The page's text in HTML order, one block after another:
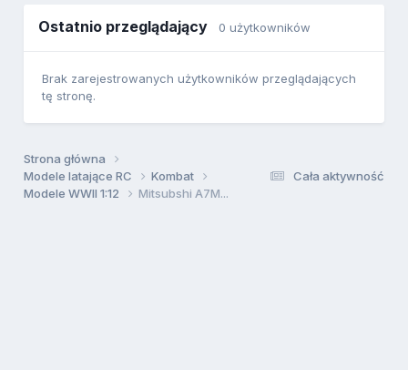
Ostatnio przeglądający 0 użytkowników
Brak zarejestrowanych użytkowników przeglądających
tę stronę.
Cała aktywność
Strona główna
Modele latające RC
Kombat
Modele WWII 1:12
Mitsubshi A7M...